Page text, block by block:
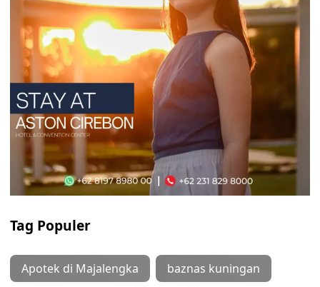
Tag Populer
Apotek di Majalengka baznas kuningan